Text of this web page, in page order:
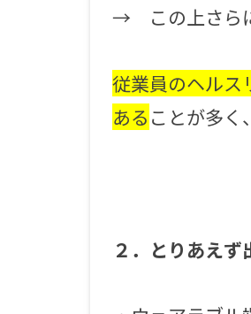
→ この上さらに
従業員のヘルス
ある ことが多く
２．とりあえ